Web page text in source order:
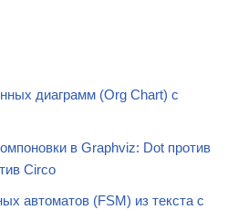
диаграмм (Org Chart) с
в Graphviz: Dot против
Circo
автоматов (FSM) из текста с